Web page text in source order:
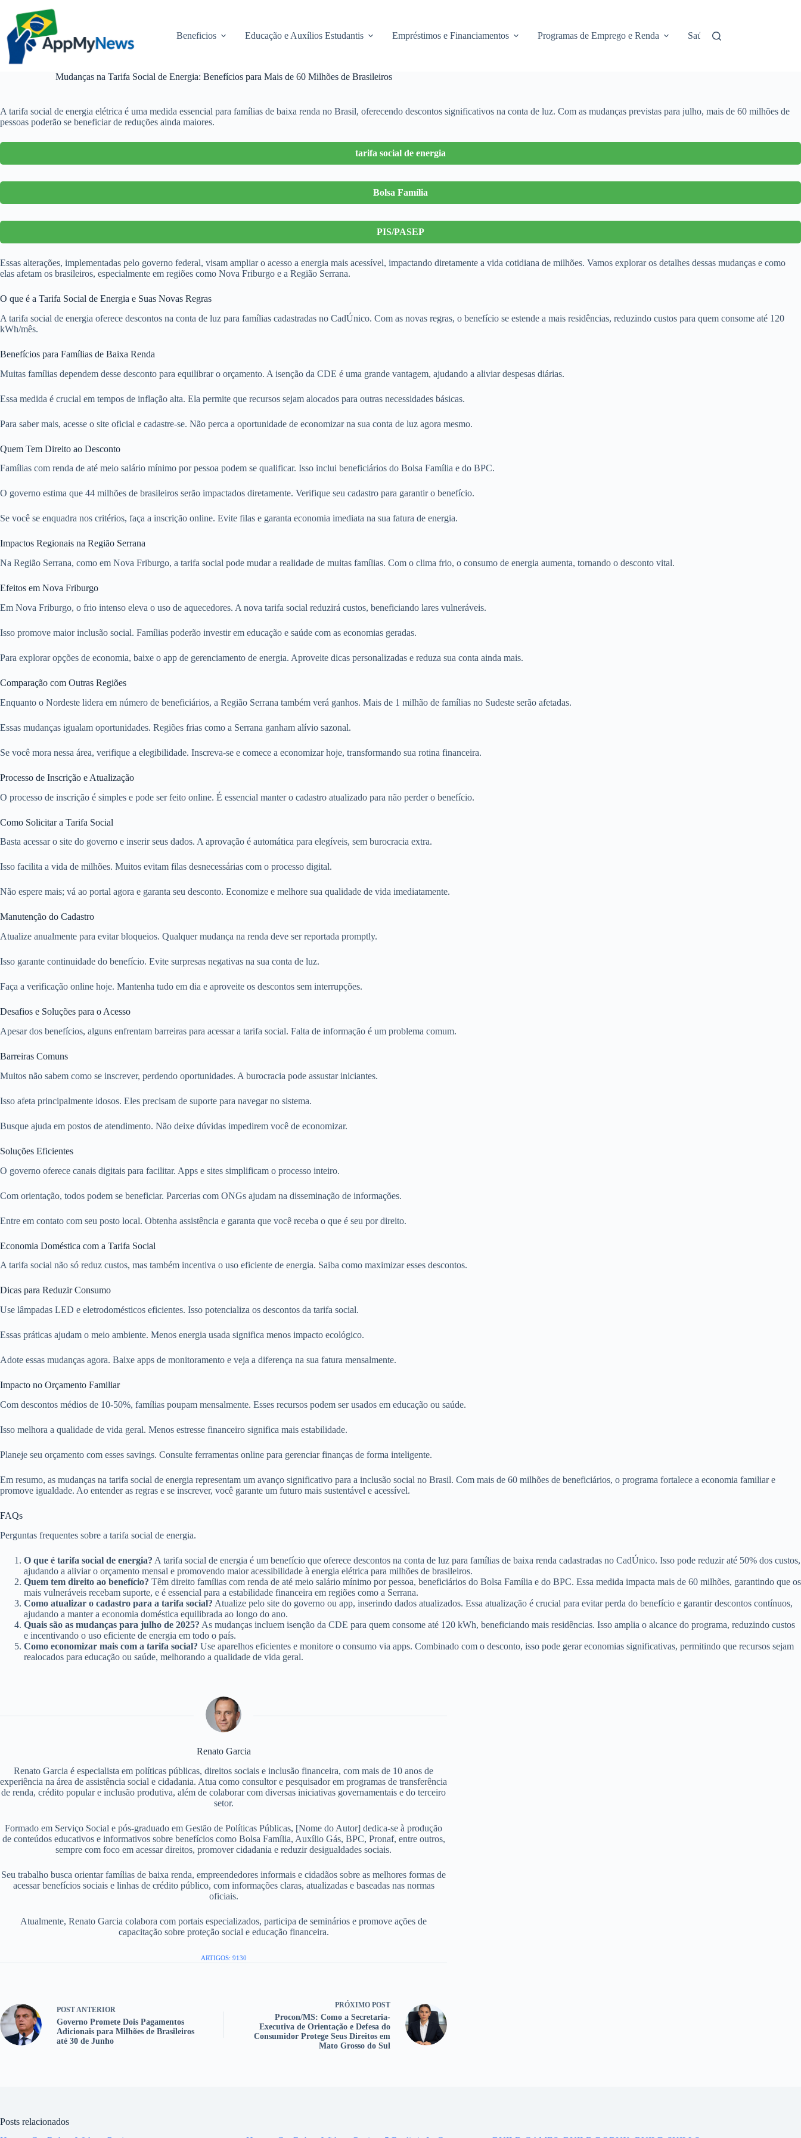
conteúdo
Beneficios Educação e Auxílios Estudantis Empréstimos e Financiamentos Programas de Emprego e Renda Saúde e Assistência
Mudanças na Tarifa Social de Energia: Benefícios para Mais de 60 Milhões de Brasileiros
A tarifa social de energia elétrica é uma medida essencial para famílias de baixa renda no Brasil, oferecendo descontos significativos na conta de luz. Com as mudanças previstas para julho, mais de 60 milhões de
pessoas poderão se beneficiar de reduções ainda maiores.
tarifa social de energia
Bolsa Família
PIS/PASEP
Essas alterações, implementadas pelo governo federal, visam ampliar o acesso a energia mais acessível, impactando diretamente a vida cotidiana de milhões. Vamos explorar os detalhes dessas mudanças e como
elas afetam os brasileiros, especialmente em regiões como Nova Friburgo e a Região Serrana.
O que é a Tarifa Social de Energia e Suas Novas Regras
A tarifa social de energia oferece descontos na conta de luz para famílias cadastradas no CadÚnico. Com as novas regras, o benefício se estende a mais residências, reduzindo custos para quem consome até 120
kWh/mês.
Benefícios para Famílias de Baixa Renda
Muitas famílias dependem desse desconto para equilibrar o orçamento. A isenção da CDE é uma grande vantagem, ajudando a aliviar despesas diárias.
Essa medida é crucial em tempos de inflação alta. Ela permite que recursos sejam alocados para outras necessidades básicas.
Para saber mais, acesse o site oficial e cadastre-se. Não perca a oportunidade de economizar na sua conta de luz agora mesmo.
Quem Tem Direito ao Desconto
Famílias com renda de até meio salário mínimo por pessoa podem se qualificar. Isso inclui beneficiários do Bolsa Família e do BPC.
O governo estima que 44 milhões de brasileiros serão impactados diretamente. Verifique seu cadastro para garantir o benefício.
Se você se enquadra nos critérios, faça a inscrição online. Evite filas e garanta economia imediata na sua fatura de energia.
Impactos Regionais na Região Serrana
Na Região Serrana, como em Nova Friburgo, a tarifa social pode mudar a realidade de muitas famílias. Com o clima frio, o consumo de energia aumenta, tornando o desconto vital.
Efeitos em Nova Friburgo
Em Nova Friburgo, o frio intenso eleva o uso de aquecedores. A nova tarifa social reduzirá custos, beneficiando lares vulneráveis.
Isso promove maior inclusão social. Famílias poderão investir em educação e saúde com as economias geradas.
Para explorar opções de economia, baixe o app de gerenciamento de energia. Aproveite dicas personalizadas e reduza sua conta ainda mais.
Comparação com Outras Regiões
Enquanto o Nordeste lidera em número de beneficiários, a Região Serrana também verá ganhos. Mais de 1 milhão de famílias no Sudeste serão afetadas.
Essas mudanças igualam oportunidades. Regiões frias como a Serrana ganham alívio sazonal.
Se você mora nessa área, verifique a elegibilidade. Inscreva-se e comece a economizar hoje, transformando sua rotina financeira.
Processo de Inscrição e Atualização
O processo de inscrição é simples e pode ser feito online. É essencial manter o cadastro atualizado para não perder o benefício.
Como Solicitar a Tarifa Social
Basta acessar o site do governo e inserir seus dados. A aprovação é automática para elegíveis, sem burocracia extra.
Isso facilita a vida de milhões. Muitos evitam filas desnecessárias com o processo digital.
Não espere mais; vá ao portal agora e garanta seu desconto. Economize e melhore sua qualidade de vida imediatamente.
Manutenção do Cadastro
Atualize anualmente para evitar bloqueios. Qualquer mudança na renda deve ser reportada promptly.
Isso garante continuidade do benefício. Evite surpresas negativas na sua conta de luz.
Faça a verificação online hoje. Mantenha tudo em dia e aproveite os descontos sem interrupções.
Desafios e Soluções para o Acesso
Apesar dos benefícios, alguns enfrentam barreiras para acessar a tarifa social. Falta de informação é um problema comum.
Barreiras Comuns
Muitos não sabem como se inscrever, perdendo oportunidades. A burocracia pode assustar iniciantes.
Isso afeta principalmente idosos. Eles precisam de suporte para navegar no sistema.
Busque ajuda em postos de atendimento. Não deixe dúvidas impedirem você de economizar.
Soluções Eficientes
O governo oferece canais digitais para facilitar. Apps e sites simplificam o processo inteiro.
Com orientação, todos podem se beneficiar. Parcerias com ONGs ajudam na disseminação de informações.
Entre em contato com seu posto local. Obtenha assistência e garanta que você receba o que é seu por direito.
Economia Doméstica com a Tarifa Social
A tarifa social não só reduz custos, mas também incentiva o uso eficiente de energia. Saiba como maximizar esses descontos.
Dicas para Reduzir Consumo
Use lâmpadas LED e eletrodomésticos eficientes. Isso potencializa os descontos da tarifa social.
Essas práticas ajudam o meio ambiente. Menos energia usada significa menos impacto ecológico.
Adote essas mudanças agora. Baixe apps de monitoramento e veja a diferença na sua fatura mensalmente.
Impacto no Orçamento Familiar
Com descontos médios de 10-50%, famílias poupam mensalmente. Esses recursos podem ser usados em educação ou saúde.
Isso melhora a qualidade de vida geral. Menos estresse financeiro significa mais estabilidade.
Planeje seu orçamento com esses savings. Consulte ferramentas online para gerenciar finanças de forma inteligente.
Em resumo, as mudanças na tarifa social de energia representam um avanço significativo para a inclusão social no Brasil. Com mais de 60 milhões de beneficiários, o programa fortalece a economia familiar e
promove igualdade. Ao entender as regras e se inscrever, você garante um futuro mais sustentável e acessível.
FAQs
Perguntas frequentes sobre a tarifa social de energia.
O que é tarifa social de energia? A tarifa social de energia é um benefício que oferece descontos na conta de luz para famílias de baixa renda cadastradas no CadÚnico. Isso pode reduzir até 50% dos custos,
ajudando a aliviar o orçamento mensal e promovendo maior acessibilidade à energia elétrica para milhões de brasileiros.
Quem tem direito ao benefício? Têm direito famílias com renda de até meio salário mínimo por pessoa, beneficiários do Bolsa Família e do BPC. Essa medida impacta mais de 60 milhões, garantindo que os
mais vulneráveis recebam suporte, e é essencial para a estabilidade financeira em regiões como a Serrana.
Como atualizar o cadastro para a tarifa social? Atualize pelo site do governo ou app, inserindo dados atualizados. Essa atualização é crucial para evitar perda do benefício e garantir descontos contínuos,
ajudando a manter a economia doméstica equilibrada ao longo do ano.
Quais são as mudanças para julho de 2025? As mudanças incluem isenção da CDE para quem consome até 120 kWh, beneficiando mais residências. Isso amplia o alcance do programa, reduzindo custos
e incentivando o uso eficiente de energia em todo o país.
Como economizar mais com a tarifa social? Use aparelhos eficientes e monitore o consumo via apps. Combinado com o desconto, isso pode gerar economias significativas, permitindo que recursos sejam
realocados para educação ou saúde, melhorando a qualidade de vida geral.
Renato Garcia
Renato Garcia é especialista em políticas públicas, direitos sociais e inclusão financeira, com mais de 10 anos de
experiência na área de assistência social e cidadania. Atua como consultor e pesquisador em programas de transferência
de renda, crédito popular e inclusão produtiva, além de colaborar com diversas iniciativas governamentais e do terceiro
setor.
Formado em Serviço Social e pós-graduado em Gestão de Políticas Públicas, [Nome do Autor] dedica-se à produção
de conteúdos educativos e informativos sobre benefícios como Bolsa Família, Auxílio Gás, BPC, Pronaf, entre outros,
sempre com foco em acessar direitos, promover cidadania e reduzir desigualdades sociais.
Seu trabalho busca orientar famílias de baixa renda, empreendedores informais e cidadãos sobre as melhores formas de
acessar benefícios sociais e linhas de crédito público, com informações claras, atualizadas e baseadas nas normas
oficiais.
Atualmente, Renato Garcia colabora com portais especializados, participa de seminários e promove ações de
capacitação sobre proteção social e educação financeira.
ARTIGOS: 9130
POST ANTERIOR
Governo Promete Dois Pagamentos
Adicionais para Milhões de Brasileiros
até 30 de Junho
PRÓXIMO POST
Procon/MS: Como a Secretaria-
Executiva de Orientação e Defesa do
Consumidor Protege Seus Direitos em
Mato Grosso do Sul
Posts relacionados